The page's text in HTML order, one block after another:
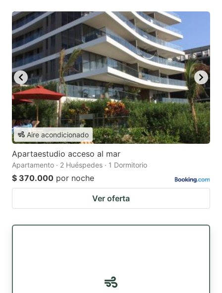
Aire acondicionado
Apartaestudio acceso al mar
Apartamento · 2 Huéspedes · 1 Dormitorio
$ 370.000 por noche
Ver oferta